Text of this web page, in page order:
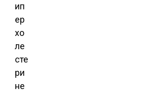
ип
ер
хо
ле
сте
ри
не